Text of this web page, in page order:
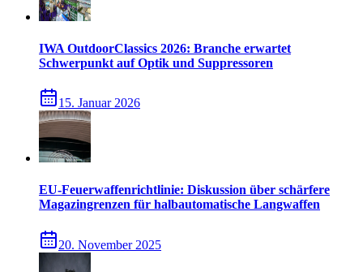
IWA OutdoorClassics 2026: Branche erwartet
Schwerpunkt auf Optik und Suppressoren
15. Januar 2026
EU-Feuerwaffenrichtlinie: Diskussion über schärfere
Magazingrenzen für halbautomatische Langwaffen
20. November 2025